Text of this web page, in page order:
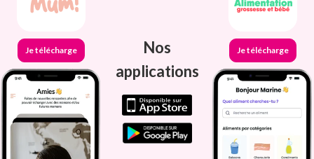
Je télécharge
Nos
applications
Je télécharge